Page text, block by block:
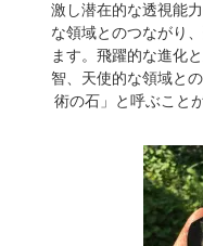
激し潜在的な透視能
な領域とのつながり
ます。飛躍的な進化
智、天使的な領域と
術の石」と呼ぶこと